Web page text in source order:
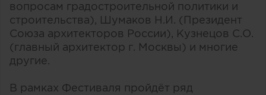
вопросам градостроительной политики и
строительства), Шумаков Н.И. (Президент
Союза архитекторов России), Кузнецов С.О.
(главный архитектор г. Москвы) и многие
другие.
В рамках Фестиваля пройдёт ряд